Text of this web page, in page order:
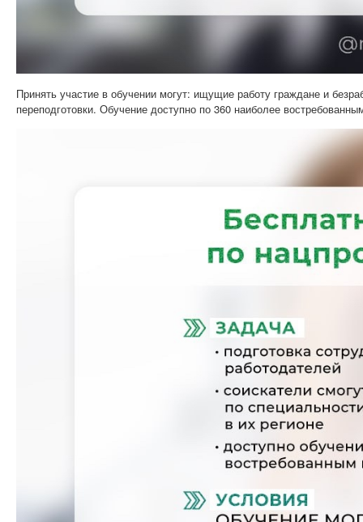
Принять участие в обучении могут: ищущие работу граждане и
переподготовки. Обучение доступно по 360 наиболее